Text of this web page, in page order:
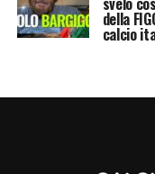
della
calcio